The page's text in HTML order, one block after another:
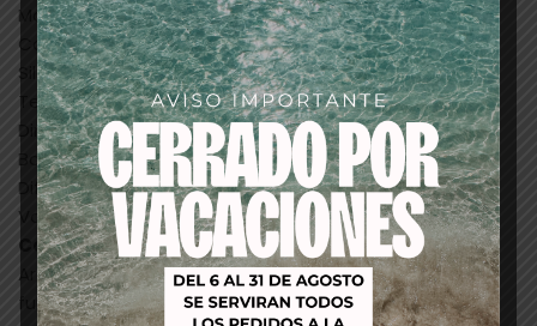
Motor: DC.
Caudal de aire: 10,8 m/s.
Silencioso: 76 dB.
Temperatura: 1 Nº de velocidades: 2 Peso: 300gr.
Dimensiones: 11 x 8 x 18 cm.
Boquilla: 1
Difusor: 1
Voltaje: 220-240V.
Compra con Confianza:Garantía 100% Artero.
Artero es una empresa especialista en peluquería
fundada en 1909